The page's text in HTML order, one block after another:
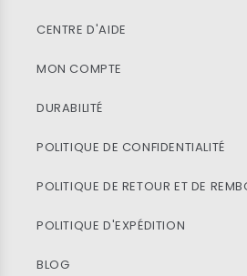
CENTRE D'AIDE
MON COMPTE
DURABILITÉ
POLITIQUE DE CONFIDENTIALITÉ
POLITIQUE DE RETOUR ET DE
POLITIQUE D'EXPÉDITION
BLOG